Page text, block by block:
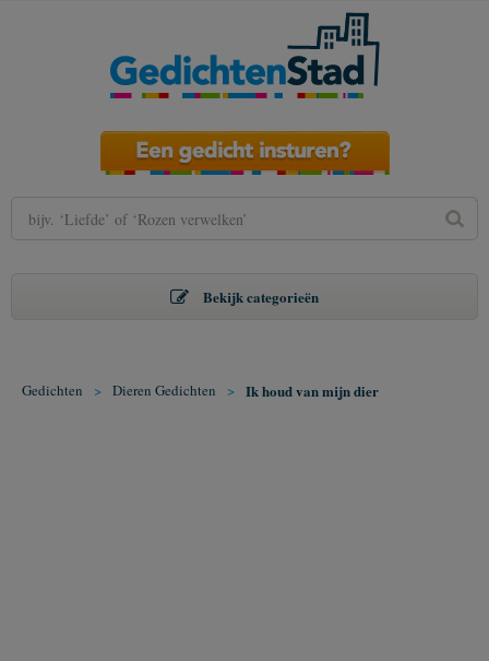
Bekijk categorieën
Gedichten > Dieren Gedichten > Ik houd van mijn dier